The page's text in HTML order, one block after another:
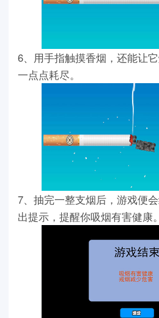
6、用手指触摸香烟，还能让
一点点耗尽。
7、抽完一整支烟后，游戏便
出提示，提醒你吸烟有害健康。